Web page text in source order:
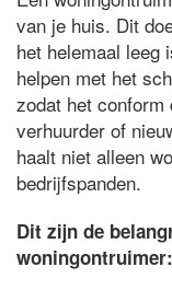
van je huis. Dit
het helemaal leeg
helpen met het
zodat het conform
verhuurder of
haalt niet alleen
bedrijfspanden.
Dit zijn de
woningontruimer: